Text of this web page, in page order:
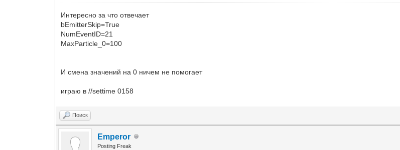
EventID_18=24185020
MaxParticle_18=100
;ЅЕЕ№АЗ ј¶ БцїЄ
EventID_19=24235020
EventID_20=25195020
;;end of branch
MaxParticle_8=100
EventID_9=21165020
MaxParticle_9=100
;엘프 시작 마을
EventID_10=21195020
EventID_11=21235020
;오렌 성 마을
MaxParticle_12=100
;용의 계곡
EventID_13=22215020
MaxParticle_13=100
;기란 성 마을
Интересно за что отвечает
bEmitterSkip=True
NumEventID=21
MaxParticle_0=100
И смена значений на 0 ничем не помогает
играю в //settime 0158
Поиск
Emperor
Posting Freak